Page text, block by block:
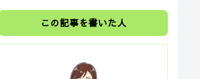
この記事を書いた人